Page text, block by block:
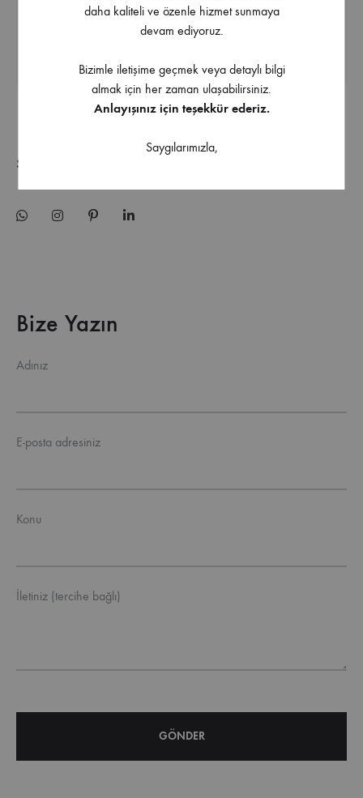
SOSYAL MEDYA
Bize Yazın
Adınız
E-posta adresiniz
Konu
İletiniz (tercihe bağlı)
daha kaliteli ve özenle hizmet sunmaya
devam ediyoruz.
Bizimle iletişime geçmek veya detaylı bilgi
almak için her zaman ulaşabilirsiniz.
Anlayışınız için teşekkür ederiz.
Saygılarımızla,